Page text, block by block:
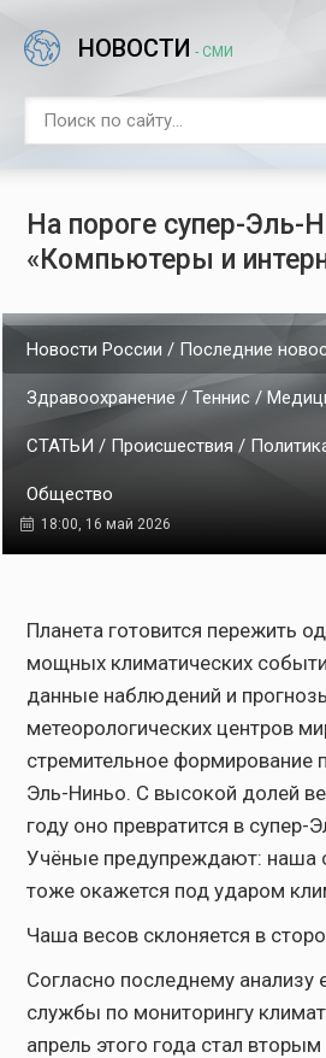
НОВОСТИ - СМИ
На пороге супер-Эль-
«Компьютеры и
Новости России / Последние
Здравоохранение / Теннис /
СТАТЬИ / Происшествия /
Общество
18:00, 16 май 2026
Планета готовится пережить
мощных климатических
данные наблюдений и
метеорологических центров
стремительное формирование
Эль-Ниньо. С высокой долей
году оно превратится в супер-
Учёные предупреждают: наша
тоже окажется под ударом
Чаша весов склоняется в
Согласно последнему анализу
службы по мониторингу
апрель этого года стал